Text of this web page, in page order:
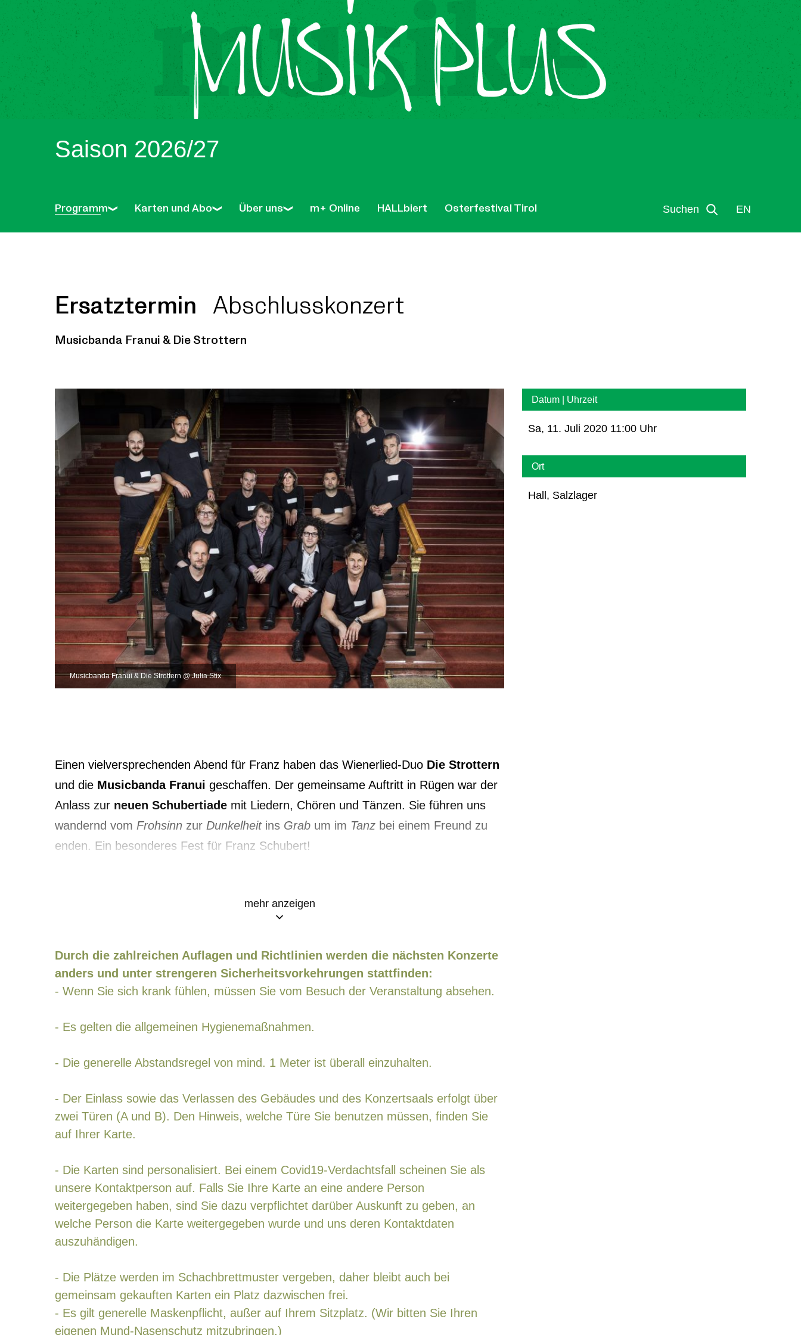
Saison 2026/27
Programm Karten und Abo Über uns m+ Online HALLbiert Osterfestival Tirol Suchen EN
Ersatztermin Abschlusskonzert
Musicbanda Franui & Die Strottern
Musicbanda Franui & Die Strottern @ Julia Stix
Einen vielversprechenden Abend für Franz haben das Wienerlied-Duo Die Strottern
und die Musicbanda Franui geschaffen. Der gemeinsame Auftritt in Rügen war der
Anlass zur neuen Schubertiade mit Liedern, Chören und Tänzen. Sie führen uns
wandernd vom Frohsinn zur Dunkelheitins Grab um im Tanz bei einem Freund zu
enden. Ein besonderes Fest für Franz Schubert!
mehr anzeigen
Durch die zahlreichen Auflagen und Richtlinien werden die nächsten Konzerte
anders und unter strengeren Sicherheitsvorkehrungen stattfinden:
- Wenn Sie sich krank fühlen, müssen Sie vom Besuch der Veranstaltung absehen.
- Es gelten die allgemeinen Hygienemaßnahmen.
- Die generelle Abstandsregel von mind. 1 Meter ist überall einzuhalten.
- Der Einlass sowie das Verlassen des Gebäudes und des Konzertsaals erfolgt über
zwei Türen (A und B). Den Hinweis, welche Türe Sie benutzen müssen, finden Sie
auf Ihrer Karte.
- Die Karten sind personalisiert. Bei einem Covid19-Verdachtsfall scheinen Sie als
unsere Kontaktperson auf. Falls Sie Ihre Karte an eine andere Person
weitergegeben haben, sind Sie dazu verpflichtet darüber Auskunft zu geben, an
welche Person die Karte weitergegeben wurde und uns deren Kontaktdaten
auszuhändigen.
- Die Plätze werden im Schachbrettmuster vergeben, daher bleibt auch bei
gemeinsam gekauften Karten ein Platz dazwischen frei.
- Es gilt generelle Maskenpflicht, außer auf Ihrem Sitzplatz. (Wir bitten Sie Ihren
eigenen Mund-Nasenschutz mitzubringen.)
Datum | Uhrzeit
Sa, 11. Juli 2020 11:00 Uhr
Ort
Hall, Salzlager